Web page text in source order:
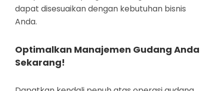
dapat disesuaikan dengan kebutuhan bisnis
Anda.
Optimalkan Manajemen Gudang Anda
Sekarang!